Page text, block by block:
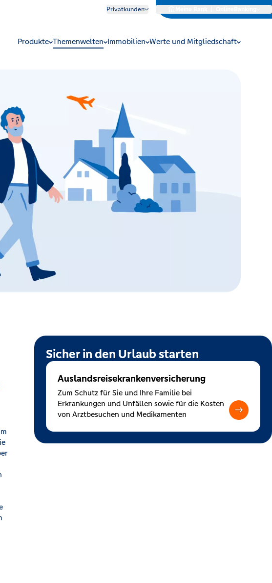
Privatkunden
Produkte Themenwelten Immobilien Werte und Mitgliedschaft
Sicher in den Urlaub starten
Auslandsreisekrankenversicherung
Zum Schutz für Sie und Ihre Familie bei
Erkrankungen und Unfällen sowie für die Kosten
von Arztbesuchen und Medikamenten